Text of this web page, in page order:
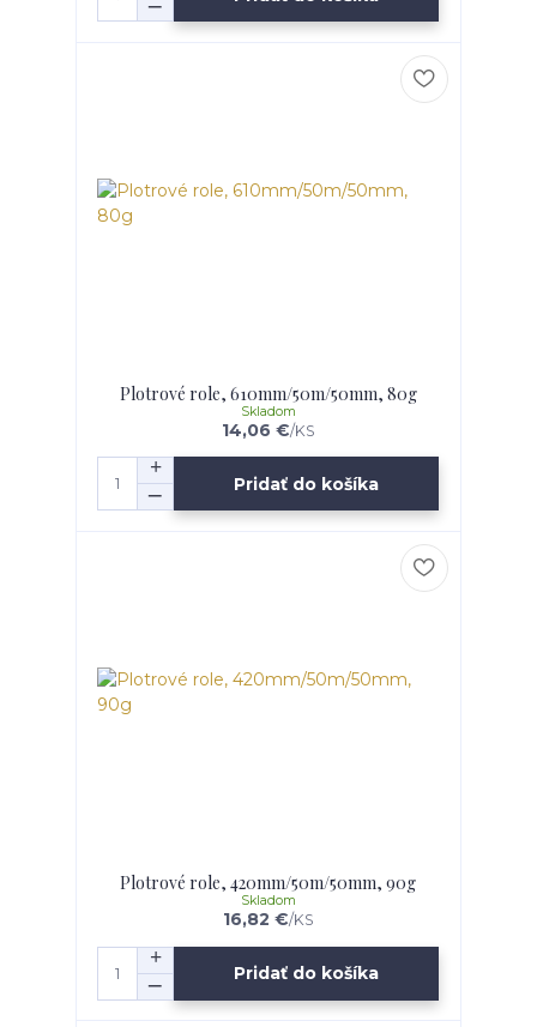
Plotrové role, 610mm/50m/50mm, 80g
14,06 €/KS
Skladom
Pridať do košíka
Plotrové role, 420mm/50m/50mm, 90g
16,82 €/KS
Skladom
Pridať do košíka